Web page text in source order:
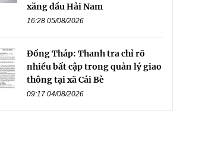
xăng dầu Hải Nam
16:28 05/08/2026
Đồng Tháp: Thanh tra chỉ rõ
nhiều bất cập trong quản lý giao
thông tại xã Cái Bè
09:17 04/08/2026